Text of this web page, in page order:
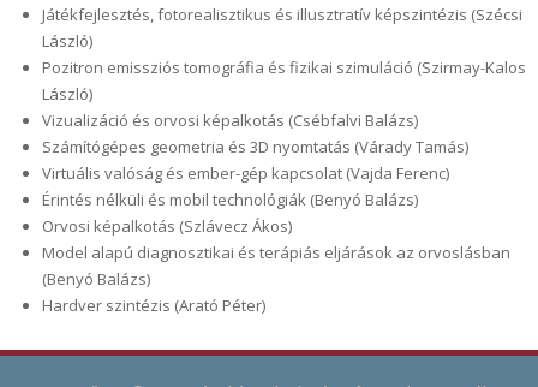
Játékfejlesztés, fotorealisztikus és illusztratív képszintézis (Szécsi
László)
Pozitron emissziós tomográfia és fizikai szimuláció (Szirmay-Kalos
László)
Vizualizáció és orvosi képalkotás (Csébfalvi Balázs)
Számítógépes geometria és 3D nyomtatás (Várady Tamás)
Virtuális valóság és ember-gép kapcsolat (Vajda Ferenc)
Érintés nélküli és mobil technológiák (Benyó Balázs)
Orvosi képalkotás (Szlávecz Ákos)
Model alapú diagnosztikai és terápiás eljárások az orvoslásban
(Benyó Balázs)
Hardver szintézis (Arató Péter)